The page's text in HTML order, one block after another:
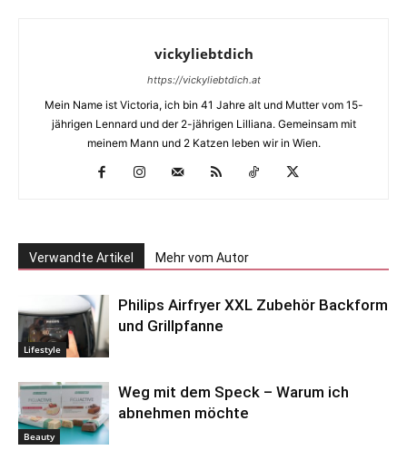
vickyliebtdich
https://vickyliebtdich.at
Mein Name ist Victoria, ich bin 41 Jahre alt und Mutter vom 15-
jährigen Lennard und der 2-jährigen Lilliana. Gemeinsam mit
meinem Mann und 2 Katzen leben wir in Wien.
Verwandte Artikel Mehr vom Autor
Lifestyle
Philips Airfryer XXL Zubehör Backform
und Grillpfanne
Beauty
Weg mit dem Speck – Warum ich
abnehmen möchte